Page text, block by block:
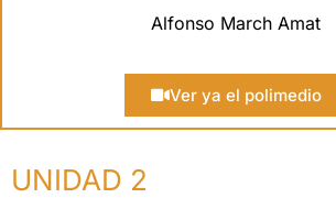
Alfonso March Amat
Ver ya el polimedio
UNIDAD 2